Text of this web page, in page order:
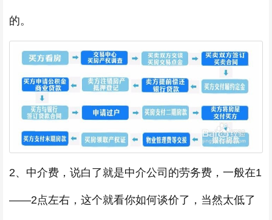
的。
2、中介费，说白了就是中介公司的劳务费，一般在1
——2点左右，这个就看你如何谈价了，当然太低了